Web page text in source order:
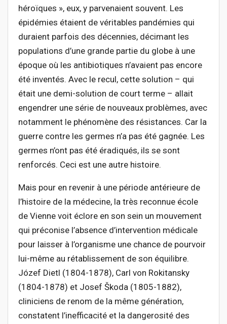
héroïques », eux, y parvenaient souvent. Les
épidémies étaient de véritables pandémies qui
duraient parfois des décennies, décimant les
populations d’une grande partie du globe à une
époque où les antibiotiques n’avaient pas encore
été inventés. Avec le recul, cette solution – qui
était une demi-solution de court terme – allait
engendrer une série de nouveaux problèmes, avec
notamment le phénomène des résistances. Car la
guerre contre les germes n’a pas été gagnée. Les
germes n’ont pas été éradiqués, ils se sont
renforcés. Ceci est une autre histoire.
Mais pour en revenir à une période antérieure de
l’histoire de la médecine, la très reconnue école
de Vienne voit éclore en son sein un mouvement
qui préconise l’absence d’intervention médicale
pour laisser à l’organisme une chance de pourvoir
lui-même au rétablissement de son équilibre.
Józef Dietl (1804-1878), Carl von Rokitansky
(1804-1878) et Josef Škoda (1805-1882),
cliniciens de renom de la même génération,
constatent l’inefficacité et la dangerosité des